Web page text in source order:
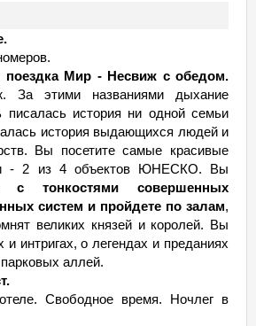
поездка Мир - Несвиж с обедом.
За этими названиями дыхание
писалась история ни одной семьи
история выдающихся людей и
Вы посетите самые красивые
- 2 из 4 объектов ЮНЕСКО. Вы
с тонкостями совершенных
систем и пройдете по залам,
великих князей и королей. Вы
и интригах, о легендах и преданиях
аллей.
Свободное время. Ночлег в